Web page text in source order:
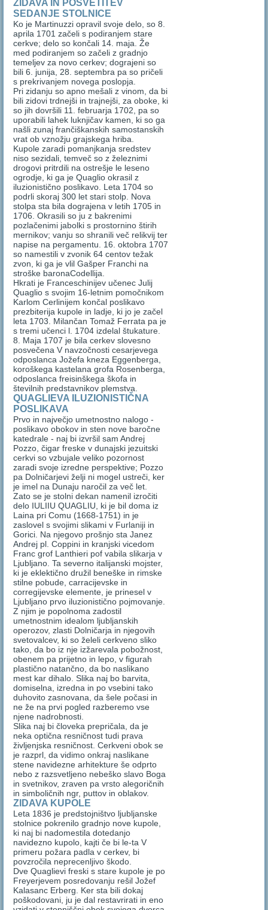
ZIDAVA IN POSVETITEV
SEDANJE STOLNICE
Ko je Martinuzzi opravil svoje delo, so 8.
aprila 1701 začeli s podiranjem stare
cerkve; delo so končali 14. maja. Že
med podiranjem so začeli z gradnjo
temeljev za novo cerkev; dograjeni so
bili 6. junija, 28. septembra pa so pričeli
s prekrivanjem novega poslopja.
Pri zidanju so apno mešali z vinom, da bi
bili zidovi trdnejši in trajnejši, za oboke, ki
so jih dovršili 11. februarja 1702, pa so
uporabili lahek luknjičav kamen, ki so ga
našli zunaj frančiškanskih samostanskih
vrat ob vznožju grajskega hriba.
Kupole zaradi pomanjkanja sredstev
niso sezidali, temveč so z železnimi
drogovi pritrdili na ostrešje le leseno
ogrodje, ki ga je Quaglio okrasil z
iluzionistično poslikavo. Leta 1704 so
podrli skoraj 300 let stari stolp. Nova
stolpa sta bila dograjena v letih 1705 in
1706. Okrasili so ju z bakrenimi
pozlačenimi jabolki s prostornino štirih
mernikov; vanju so shranili več relikvij ter
napise na pergamentu. 16. oktobra 1707
so namestili v zvonik 64 centov težak
zvon, ki ga je vlil Gašper Franchi na
stroške baronaCodellija.
Hkrati je Franceschinijev učenec Julij
Quaglio s svojim 16-letnim pomočnikom
Karlom Cerlinijem končal poslikavo
prezbiterija kupole in ladje, ki jo je začel
leta 1703. Milančan Tomaž Ferrata pa je
s tremi učenci l. 1704 izdelal štukature.
8. Maja 1707 je bila cerkev slovesno
posvečena V navzočnosti cesarjevega
odposlanca Jožefa kneza Eggenberga,
koroškega kastelana grofa Rosenberga,
odposlanca freisinškega škofa in
številnih predstavnikov plemstva.
QUAGLIEVA ILUZIONISTIČNA
POSLIKAVA
Prvo in največjo umetnostno nalogo -
poslikavo obokov in sten nove baročne
katedrale - naj bi izvršil sam Andrej
Pozzo, čigar freske v dunajski jezuitski
cerkvi so vzbujale veliko pozornost
zaradi svoje izredne perspektive; Pozzo
pa Dolničarjevi želji ni mogel ustreči, ker
je imel na Dunaju naročil za več let.
Zato se je stolni dekan namenil izročiti
delo IULIIU QUAGLIU, ki je bil doma iz
Laina pri Comu (1668-1751) in je
zaslovel s svojimi slikami v Furlaniji in
Gorici. Na njegovo prošnjo sta Janez
Andrej pl. Coppini in kranjski vicedom
Franc grof Lanthieri pof vabila slikarja v
Ljubljano. Ta severno italijanski mojster,
ki je eklektično družil beneške in rimske
stilne pobude, carracijevske in
corregijevske elemente, je prinesel v
Ljubljano prvo iluzionistično pojmovanje.
Z njim je popolnoma zadostil
umetnostnim idealom ljubljanskih
operozov, zlasti Dolničarja in njegovih
svetovalcev, ki so želeli cerkveno sliko
tako, da bo iz nje izžarevala pobožnost,
obenem pa prijetno in lepo, v figurah
plastično natančno, da bo naslikano
mest kar dihalo. Slika naj bo barvita,
domiselna, izredna in po vsebini tako
duhovito zasnovana, da šele počasi in
ne že na prvi pogled razberemo vse
njene nadrobnosti.
Slika naj bi človeka prepričala, da je
neka optična resničnost tudi prava
življenjska resničnost. Cerkveni obok se
je razprl, da vidimo onkraj naslikane
stene navidezne arhitekture še odprto
nebo z razsvetljeno nebeško slavo Boga
in svetnikov, zraven pa vrsto alegoričnih
in simboličnih ngr, puttov in oblakov.
ZIDAVA KUPOLE
Leta 1836 je predstojništvo ljubljanske
stolnice pokrenilo gradnjo nove kupole,
ki naj bi nadomestila dotedanjo
navidezno kupolo, kajti če bi le-ta V
primeru požara padla v cerkev, bi
povzročila neprecenljivo škodo.
Dve Quaglievi freski s stare kupole je po
Freyerjevem posredovanju rešil Jožef
Kalasanc Erberg. Ker sta bili dokaj
poškodovani, ju je dal restavrirati in eno